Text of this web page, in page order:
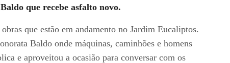
que recebe asfalto novo.
que estão em andamento no Jardim Eucaliptos.
Baldo onde máquinas, caminhões e homens
e aproveitou a ocasião para conversar com os